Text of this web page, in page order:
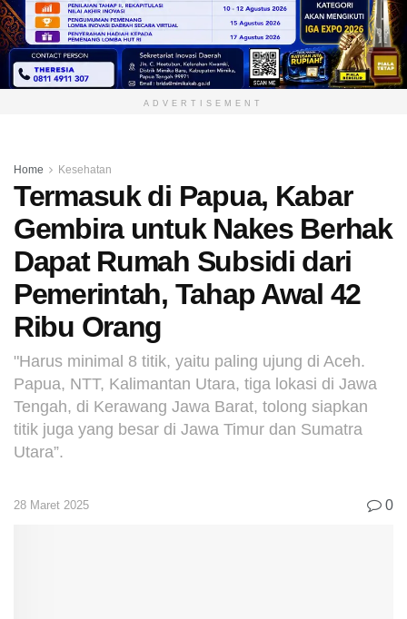
ADVERTISEMENT
Home Kesehatan
Termasuk di Papua, Kabar
Gembira untuk Nakes Berhak
Dapat Rumah Subsidi dari
Pemerintah, Tahap Awal 42
Ribu Orang
"Harus minimal 8 titik, yaitu paling ujung di Aceh.
Papua, NTT, Kalimantan Utara, tiga lokasi di Jawa
Tengah, di Kerawang Jawa Barat, tolong siapkan
titik juga yang besar di Jawa Timur dan Sumatra
Utara”.
28 Maret 2025 0